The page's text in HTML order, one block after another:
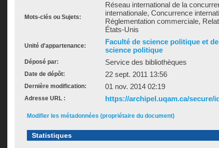
Mots-clés ou Sujets:
Réseau international de la
internationale, Concurrence
Réglementation commerciale,
États-Unis
Unité d'appartenance:
Faculté de science politique et
science politique
Déposé par: Service des bibliothèques
Date de dépôt: 22 sept. 2011 13:56
Dernière modification: 01 nov. 2014 02:19
Adresse URL : https://archipel.uqam.ca/secure/
Modifier les métadonnées (propriétaire du document)
Statistiques